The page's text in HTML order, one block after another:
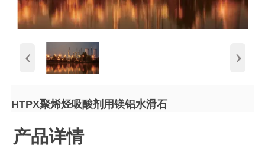
‹ ›
HTPX聚烯烃吸酸剂用镁铝水滑石
产品详情